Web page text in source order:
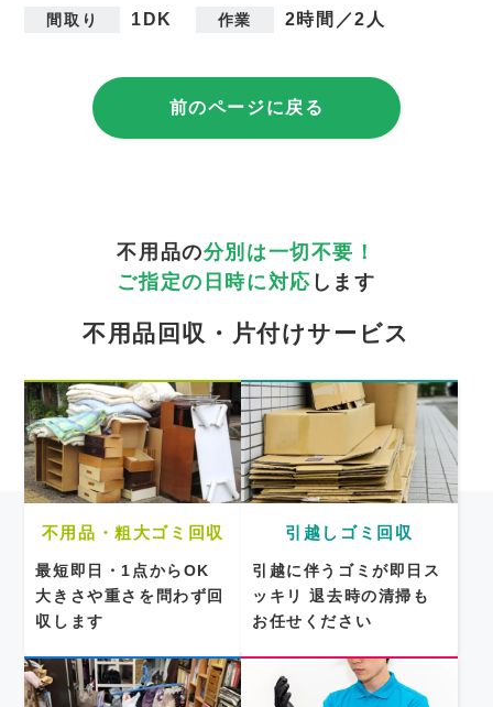
間取り 1DK 作業 2時間／2人
前のページに戻る
不用品の分別は一切不要！
ご指定の日時に対応 します
不用品回収・片付けサービス
不用品・粗大ゴミ回収
最短即日・1点からOK
大きさや重さを問わず回
収します
引越しゴミ回収
引越に伴うゴミが即日ス
ッキリ
退去時の清掃も
お任せください